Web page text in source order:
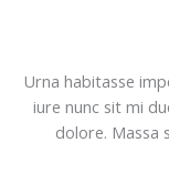
Urna habitasse
iure nunc sit mi
dolore. Massa